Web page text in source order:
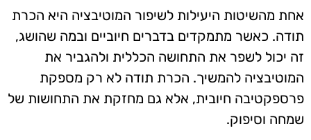
אחת מהשיטות היעילות לשיפור המוטיבציה היא הכרת
תודה. כאשר מתמקדים בדברים חיוביים ובמה שהושג,
זה יכול לשפר את התחושה הכללית ולהגביר את
המוטיבציה להמשיך. הכרת תודה לא רק מספקת
פרספקטיבה חיובית, אלא גם מחזקת את התחושות של
שמחה וסיפוק.